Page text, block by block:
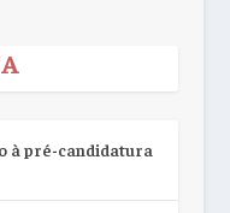
à pré-candidatura